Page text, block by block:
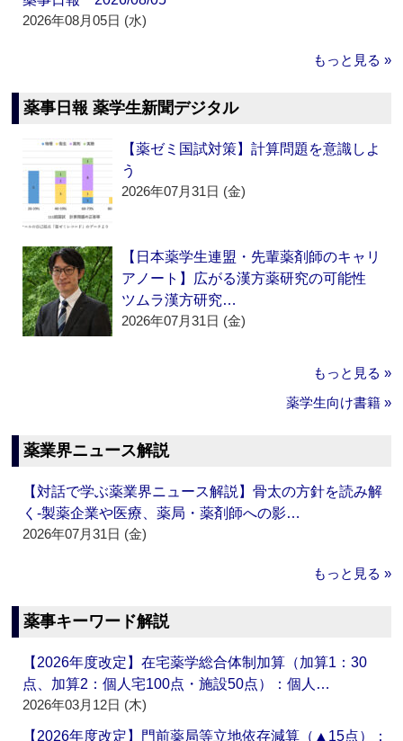
2026年08月05日 (水)
もっと見る »
薬事日報 薬学生新聞デジタル
【薬ゼミ国試対策】計算問題を意識しよ
う
2026年07月31日 (金)
【日本薬学生連盟・先輩薬剤師のキャリ
アノート】広がる漢方薬研究の可能性
ツムラ漢方研究…
2026年07月31日 (金)
もっと見る »
薬学生向け書籍 »
薬業界ニュース解説
【対話で学ぶ薬業界ニュース解説】骨太の方針を読み解
く‐製薬企業や医療、薬局・薬剤師への影…
2026年07月31日 (金)
もっと見る »
薬事キーワード解説
【2026年度改定】在宅薬学総合体制加算（加算1：30
点、加算2：個人宅100点・施設50点）：個人…
2026年03月12日 (木)
【2026年度改定】門前薬局等立地依存減算（▲15点）：